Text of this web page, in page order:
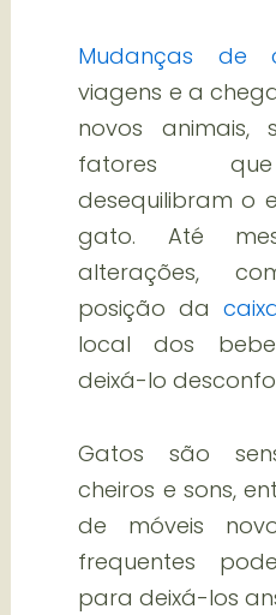
Mudanças de
viagens e a
novos animais,
fatores
desequilibram o
gato. Até
alterações,
posição da
local dos
deixá-lo
Gatos são
cheiros e sons,
de móveis
frequentes
para deixá-los